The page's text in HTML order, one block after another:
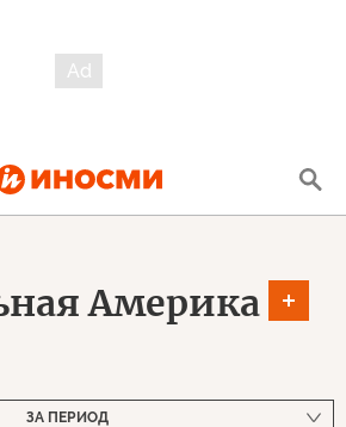
Америка
ЗА ПЕРИОД